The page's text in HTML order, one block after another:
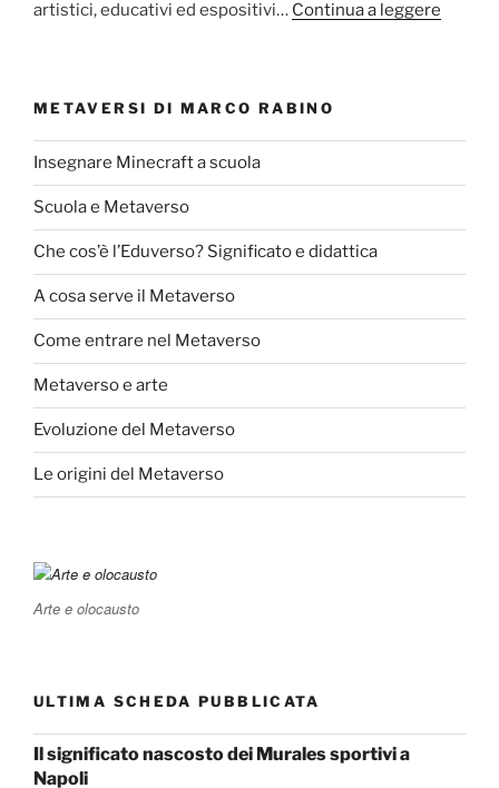
artistici, educativi ed espositivi… Continua a leggere
METAVERSI DI MARCO RABINO
Insegnare Minecraft a scuola
Scuola e Metaverso
Che cos’è l’Eduverso? Significato e didattica
A cosa serve il Metaverso
Come entrare nel Metaverso
Metaverso e arte
Evoluzione del Metaverso
Le origini del Metaverso
Arte e olocausto
ULTIMA SCHEDA PUBBLICATA
Il significato nascosto dei Murales sportivi a
Napoli